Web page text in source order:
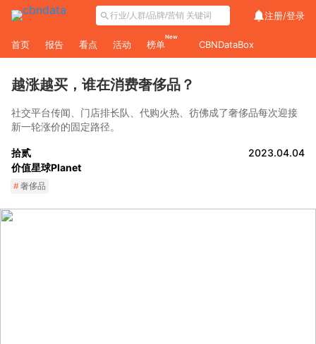
注册/登录
首页 报告 看点 活动 榜单
New
CBNDataBox
越涨越买，谁在消费奢侈品？
社交平台传闻、门店排长队、代购火热、彷佛成了奢侈品每次迎接
新一轮涨价的固定路径。
拾贰
价值星球Planet
2023.04.04
#奢侈品